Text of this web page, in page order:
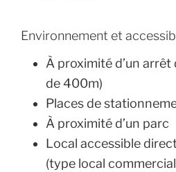
Environnement et
À proximité d’un arrêt
de 400m)
Places de
À proximité d’un parc
Local accessible
(type local